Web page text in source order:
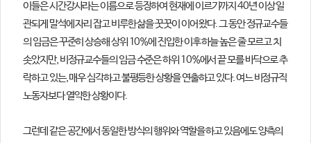
이들은 시간강사라는 이름으로 등장하여 현재에 이르기까지 40년 이상 일
관되게 말석에 자리 잡고 비루한 삶을 꿋꿋이 이어 왔다. 그 동안 정규교수들
의 임금은 꾸준히 상승해 상위 10%에 진입한 이후 하늘 높은 줄 모르고 치
솟았지만, 비정규교수들의 임금 수준은 하위 10%에서 끝 모를 바닥으로 추
락하고 있는, 매우 심각하고 불평등한 상황을 연출하고 있다. 여느 비정규직
노동자보다 열악한 상황이다.
그런데 같은 공간에서 동일한 방식의 행위와 역할을 하고 있음에도 양측의